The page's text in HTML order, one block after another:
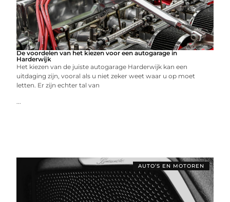
De voordelen van het kiezen voor een autogarage in
Harderwijk
Het kiezen van de juiste autogarage Harderwijk kan een
uitdaging zijn, vooral als u niet zeker weet waar u op moet
letten. Er zijn echter tal van
...
AUTO’S EN MOTOREN